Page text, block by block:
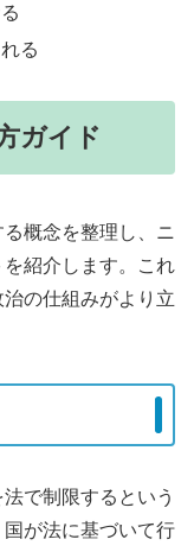
る
ガイド
概念を整理し、ニ
紹介します。これ
の仕組みがより立
で制限するという
が法に基づいて行